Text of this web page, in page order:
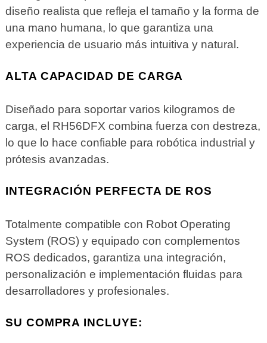
diseño realista que refleja el tamaño y la forma de
una mano humana, lo que garantiza una
experiencia de usuario más intuitiva y natural.
ALTA CAPACIDAD DE CARGA
Diseñado para soportar varios kilogramos de
carga, el RH56DFX combina fuerza con destreza,
lo que lo hace confiable para robótica industrial y
prótesis avanzadas.
INTEGRACIÓN PERFECTA DE ROS
Totalmente compatible con Robot Operating
System (ROS) y equipado con complementos
ROS dedicados, garantiza una integración,
personalización e implementación fluidas para
desarrolladores y profesionales.
SU COMPRA INCLUYE: